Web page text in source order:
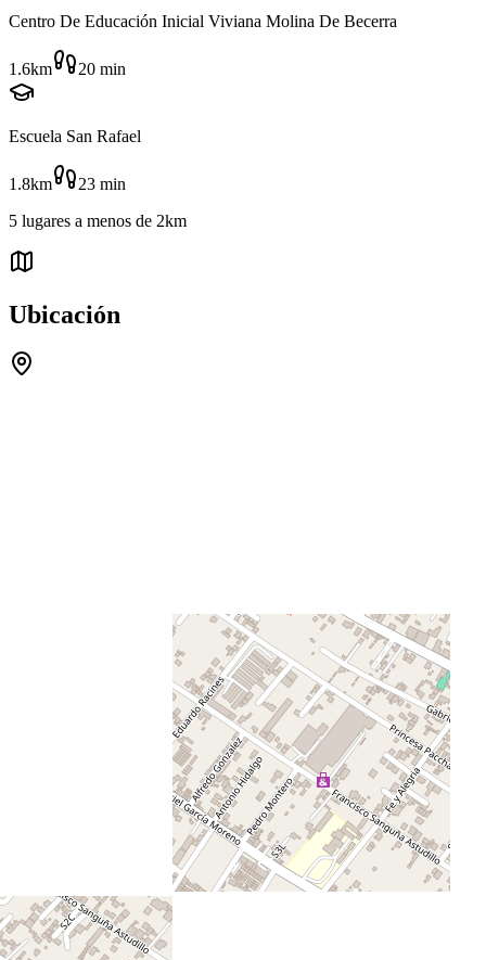
Centro De Educación Inicial Viviana Molina De Becerra
1.6km 20 min
Escuela San Rafael
1.8km 23 min
5 lugares a menos de 2km
Ubicación